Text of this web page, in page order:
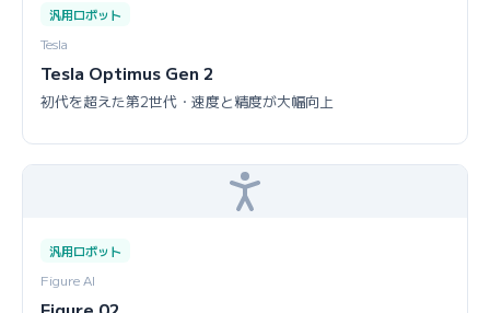
汎用ロボット
Tesla
Tesla Optimus Gen 2
初代を超えた第2世代・速度と精度が大幅向上
汎用ロボット
Figure AI